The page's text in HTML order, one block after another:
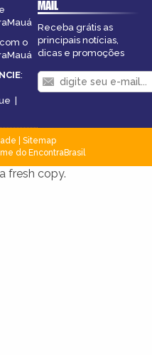
o
:
MAIL
Receba grátis as
principais notícias,
dicas e promoções
Sitemap
do EncontraBrasil
fresh copy.